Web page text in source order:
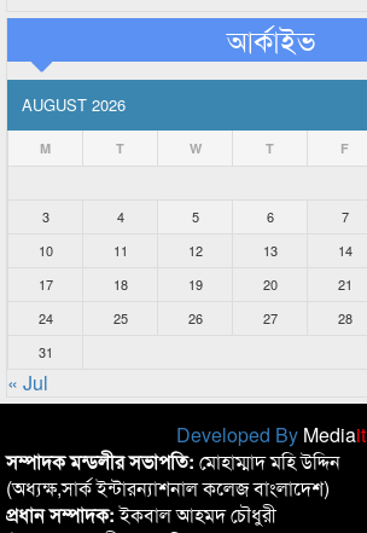
আর্কাইভ
AUGUST 2026
M T W T F
3
4 5 6 7
10
11 12 13 14
17
18 19 20 21
24
25 26 27 28
31
« Jul
Developed By Mediait
সম্পাদক মন্ডলীর সভাপতি: মোহাম্মাদ মহি উদ্দিন
(অধ্যক্ষ,সার্ক ইন্টারন্যাশনাল কলেজ বাংলাদেশ)
প্রধান সম্পাদক:ইকবাল আহমদ চৌধুরী